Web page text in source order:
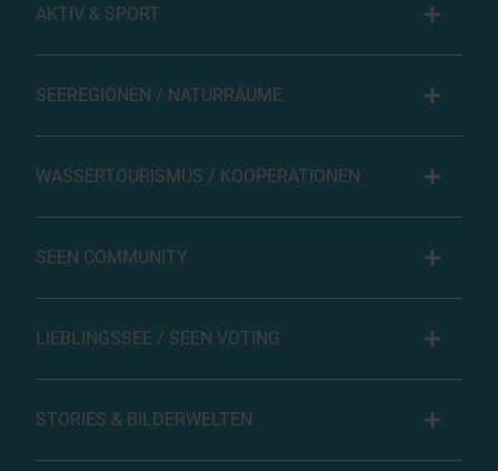
AKTIV & SPORT
SEEREGIONEN / NATURRÄUME
WASSERTOURISMUS / KOOPERATIONEN
SEEN COMMUNITY
LIEBLINGSSEE / SEEN VOTING
STORIES & BILDERWELTEN